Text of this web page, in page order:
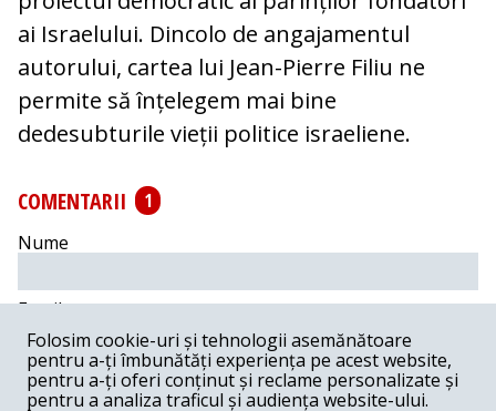
ai Israelului. Dincolo de angajamentul
autorului, cartea lui Jean-Pierre Filiu ne
permite să înțelegem mai bine
dedesubturile vieții politice israeliene.
COMENTARII
1
Nume
Email
Comentariu
Folosim cookie-uri și tehnologii asemănătoare
pentru a-ți îmbunătăți experiența pe acest website,
pentru a-ți oferi conținut și reclame personalizate și
pentru a analiza traficul și audiența website-ului.